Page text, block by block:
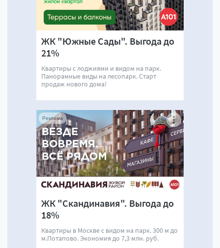
ЖК "Южные Сады". Выгода до
21%
Квартиры с лоджиями и видом на парк.
Панорамные виды на лесопарк. Старт
продаж нового дома!
ЖК "Скандинавия". Выгода до
18%
Квартиры в Москве с видом на парк. 300 м до
м.Потапово. Экономия до 7,3 млн. руб.
Реклама